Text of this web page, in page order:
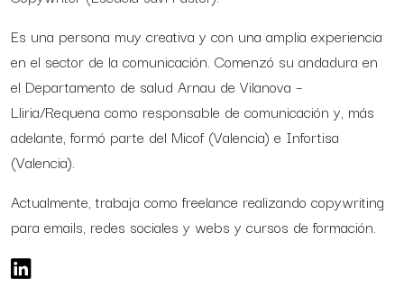
Es una persona muy creativa y con una amplia experiencia
en el sector de la comunicación. Comenzó su andadura en
el Departamento de salud Arnau de Vilanova –
Lliria/Requena como responsable de comunicación y, más
adelante, formó parte del Micof (Valencia) e Infortisa
(Valencia).
Actualmente, trabaja como freelance realizando copywriting
para emails, redes sociales y webs y cursos de formación.